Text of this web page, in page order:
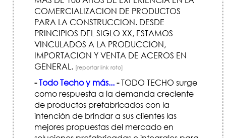
COMERCIALIZACION DE PRODUCTOS
PARA LA CONSTRUCCION. DESDE
PRINCIPIOS DEL SIGLO XX, ESTAMOS
VINCULADOS A LA PRODUCCION,
IMPORTACION Y VENTA DE ACEROS EN
GENERAL. [reportar link roto]
-Todo Techo y más...-TODO TECHO surge
como respuesta a la demanda creciente
de productos prefabricados con la
intención de brindar a sus clientes las
mejores propuestas del mercado en